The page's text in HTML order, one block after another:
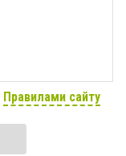
Правилами сайту